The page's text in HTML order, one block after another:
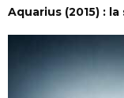
Aquarius (2015) :